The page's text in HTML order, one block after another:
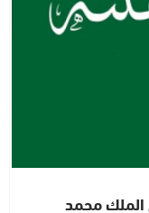
الملك محمد